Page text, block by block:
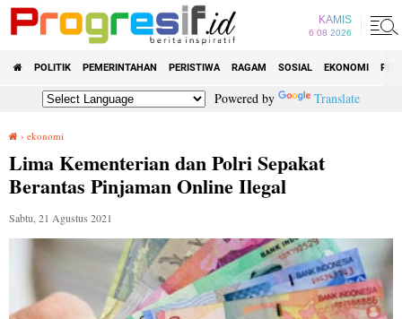
KAMIS
6 08 2026
POLITIK PEMERINTAHAN PERISTIWA RAGAM SOSIAL EKONOMI
Powered by Translate
› ekonomi
Lima Kementerian dan Polri Sepakat
Berantas Pinjaman Online Ilegal
Sabtu, 21 Agustus 2021